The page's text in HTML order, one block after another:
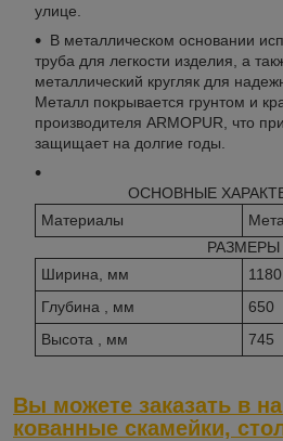
улице.
В металлическом основании
труба для легкости изделия, а
металлический кругляк для
Металл покрывается грунтом и
производителя ARMOPUR, что
защищает на долгие годы.
ОСНОВНЫЕ
Материалы
РАЗМЕРЫ
Ширина, мм
1180
Глубина , мм
650
Высота , мм
745
Вы можете заказать в
кованные скамейки,